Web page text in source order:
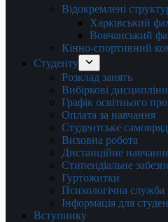
Відокремлені
Харківський
Вовчанський
Кінно-спортивний
Студенту
Розклад занять
Вибіркові
Графік освітнього
Оплата за навчання
Студентське
Виховна робота
Дистанційне
Стипендіальне
Гуртожитки
Психологічна служба
Інформація для
Вступнику